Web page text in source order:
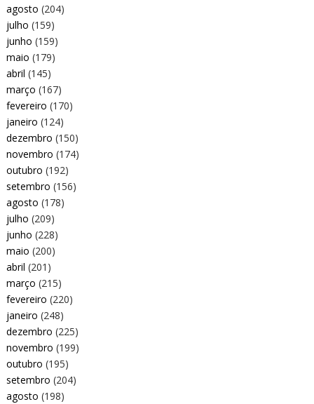
agosto (204)
julho (159)
junho (159)
maio (179)
abril (145)
março (167)
fevereiro (170)
janeiro (124)
dezembro (150)
novembro (174)
outubro (192)
setembro (156)
agosto (178)
julho (209)
junho (228)
maio (200)
abril (201)
março (215)
fevereiro (220)
janeiro (248)
dezembro (225)
novembro (199)
outubro (195)
setembro (204)
agosto (198)